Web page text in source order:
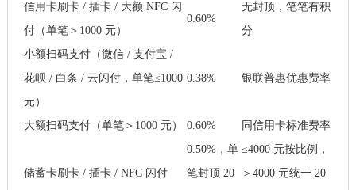
信用卡刷卡 / 插卡 / 大额 NFC 闪
付（单笔＞1000 元）
0.60%
无封顶，笔笔有积
分
小额扫码支付（微信 / 支付宝 /
花呗 / 白条 / 云闪付，单笔≤1000
元）
0.38% 银联普惠优惠费率
大额扫码支付（单笔＞1000 元） 0.60% 同信用卡标准费率
储蓄卡刷卡 / 插卡 / NFC 闪付
0.50%，单
笔封顶 20
≤4000 元按比例，
＞4000 元统一 20